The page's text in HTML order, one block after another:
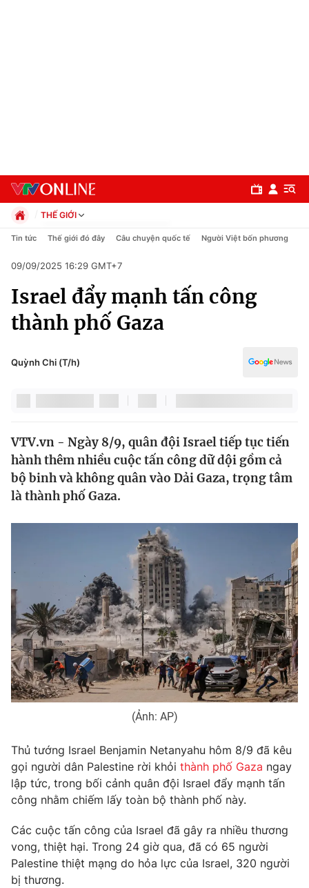
Chuyên mục
Chính trị
Pháp luật
Thế giới
Tin tức
Thị trường
Góc doanh nghiệp
Truyền hình
Phim VTV
Hậu trường
Nhân vật
Khán giả
Giải trí
Điện ảnh
Âm nhạc
Đời sống
Du lịch
Chất lượng cuộc sống
Tuyển sinh
Học trực tuyến
Công nghệ
Hitech Công nghệ tương lai
Sản phẩm
Thị trường
Tư vấn
Giao lưu trực tuyến
Lịch phát sóng
Chuyên mục khác
THẾ GIỚI
Chính trị
Pháp luật
Kinh tế
Thể thao
Truyền hình
Y tế
Công nghệ
Tin tức Thế giới đó đây Câu chuyện quốc tế Người Việt bốn phương
09/09/2025 16:29 GMT+7
Israel đẩy mạnh tấn công
thành phố Gaza
Quỳnh Chi (T/h)
VTV.vn - Ngày 8/9, quân đội Israel tiếp tục tiến
hành thêm nhiều cuộc tấn công dữ dội gồm cả
bộ binh và không quân vào Dải Gaza, trọng tâm
là thành phố Gaza.
(Ảnh: AP)
Thủ tướng Israel Benjamin Netanyahu hôm 8/9 đã kêu
gọi người dân Palestine rời khỏi thành phố Gaza ngay
lập tức, trong bối cảnh quân đội Israel đẩy mạnh tấn
công nhằm chiếm lấy toàn bộ thành phố này.
Các cuộc tấn công của Israel đã gây ra nhiều thương
vong, thiệt hại. Trong 24 giờ qua, đã có 65 người
Palestine thiệt mạng do hỏa lực của Israel, 320 người
bị thương.